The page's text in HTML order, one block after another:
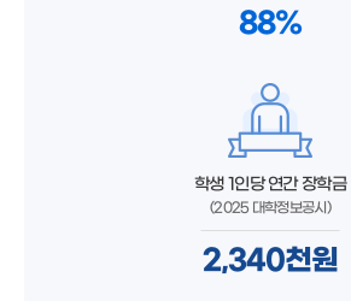
88%
학생 1인당 연간 장학금
(2025 대학정보공시)
2,340천원